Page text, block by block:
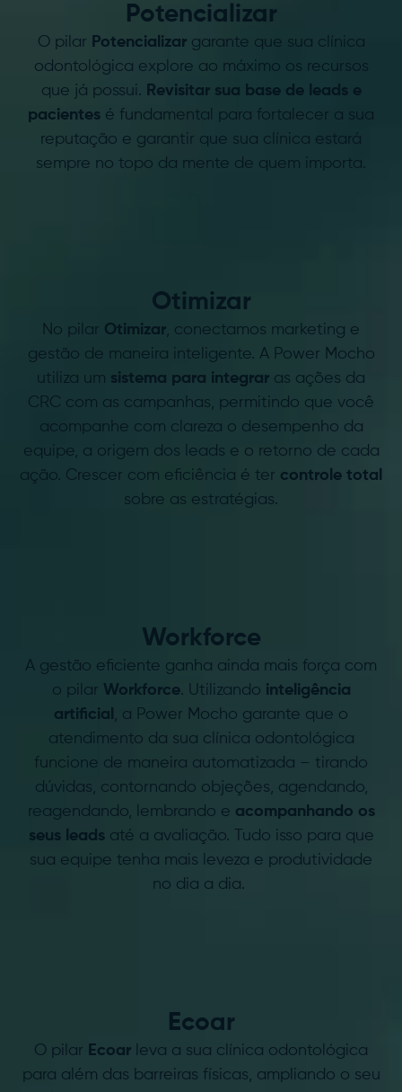
Potencializar
O pilar Potencializargarante que sua clínica
odontológica explore ao máximo os recursos
que já possui. Revisitar sua base de leads e
pacientes é fundamental para fortalecer a sua
reputação e garantir que sua clínica estará
sempre no topo da mente de quem importa.
Otimizar
No pilar Otimizar , conectamos marketing e
gestão de maneira inteligente. A Power Mocho
utiliza um sistema para integrar as ações da
CRC com as campanhas, permitindo que você
acompanhe com clareza o desempenho da
equipe, a origem dos leads e o retorno de cada
ação. Crescer com eficiência é ter controle total
sobre as estratégias.
Workforce
A gestão eficiente ganha ainda mais força com
o pilar Workforce. Utilizando inteligência
artificial
, a Power Mocho garante que o
atendimento da sua clínica odontológica
funcione de maneira automatizada – tirando
dúvidas, contornando objeções, agendando,
reagendando, lembrando e acompanhando os
seus leadsaté a avaliação. Tudo isso para que
sua equipe tenha mais leveza e produtividade
no dia a dia.
Ecoar
O pilar Ecoar leva a sua clínica odontológica
para além das barreiras físicas, ampliando o seu